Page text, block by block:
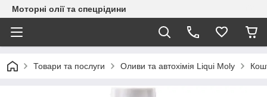
Моторні олії та спецрідини
Товари та послуги Оливи та автохімія Liqui Moly